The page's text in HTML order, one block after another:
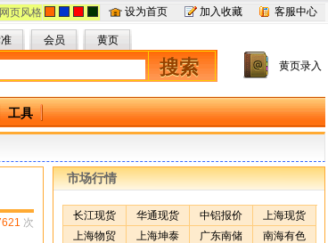
设为首页 加入收藏 客服中心
网页风格
会员 黄页
搜索 黄页录入
工具
次
市场行情
长江现货 华通现货 中铝报价
上海现货
上海物贸
上海坤泰 广东南储
南海有色